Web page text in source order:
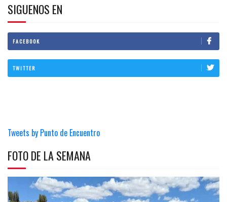
SIGUENOS EN
FACEBOOK
TWITTER
Tweets by Punto de Encuentro
FOTO DE LA SEMANA